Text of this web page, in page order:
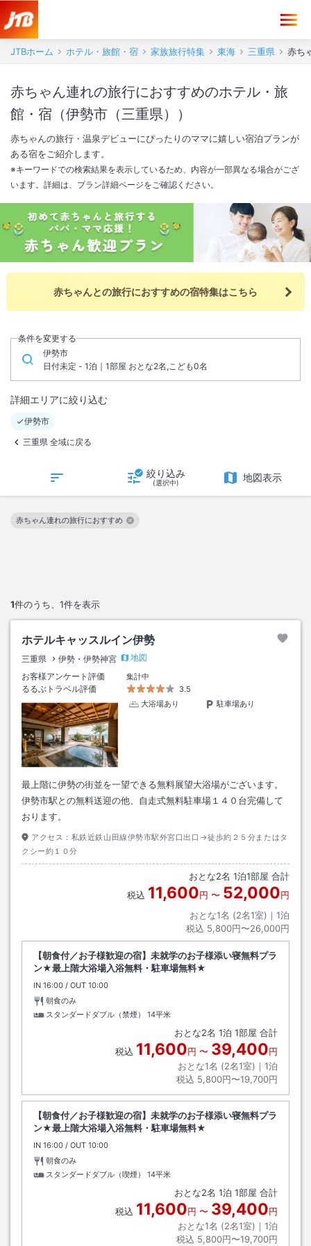
JTBホーム ホテル・旅館・宿 家族旅行特集 東海 三重県 赤ち
赤ちゃん連れの旅行におすすめのホテル・旅
館・宿（伊勢市（三重県））
赤ちゃんの旅行・温泉デビューにぴったりのママに嬉しい宿泊プランが
ある宿をご紹介します。
※キーワードでの検索結果を表示しているため、内容が一部異なる場合がござ
います。詳細は、プラン詳細ページをご確認ください。
赤ちゃんとの旅行におすすめの宿特集はこちら
条件を変更する
伊勢市
日付未定 - 1泊｜1部屋 おとな2名,こども0名
詳細エリアに絞り込む
伊勢市
三重県 全域に戻る
絞り込み
(選択中) 地図表示
1件のうち、 1件を表示
赤ちゃん連れの旅行におすすめ
この絞り込み条件を解除
ホテルキャッスルイン伊勢
三重県 伊勢・伊勢神宮
地図
お客様アンケート評価
集計中
るるぶトラベル評価
3.5
大浴場あり
駐車場あり
最上階に伊勢の街並を一望できる無料展望大浴場がございます。
伊勢市駅との無料送迎の他、自走式無料駐車場１４０台完備して
おります。
アクセス： 私鉄近鉄山田線伊勢市駅外宮口出口→徒歩約２５分またはタ
クシー約１０分
おとな2名 1泊1部屋 合計
税込 11,600円 〜 52,000円
おとな1名 (2名1室)｜ 1泊
税込 5,800円〜26,000円
【朝食付／お子様歓迎の宿】未就学のお子様添い寝無料プラ
ン★最上階大浴場入浴無料・駐車場無料★
IN チェックイン
16:00 / OUT チェックアウト
10:00
朝食のみ
スタンダードダブル（禁煙）
14平米
おとな2名 1泊 1部屋 合計
税込 11,600円 〜 39,400円
おとな1名 (2名1室)｜ 1泊
税込 5,800円〜19,700円
【朝食付／お子様歓迎の宿】未就学のお子様添い寝無料プラ
ン★最上階大浴場入浴無料・駐車場無料★
IN チェックイン
16:00 / OUT チェックアウト
10:00
朝食のみ
スタンダードダブル（喫煙）
14平米
おとな2名 1泊 1部屋 合計
税込 11,600円 〜 39,400円
おとな1名 (2名1室)｜ 1泊
税込 5,800円〜19,700円